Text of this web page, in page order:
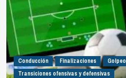
Conducción Finalizaciones Golpeo
Transiciones ofensivas y defensivas